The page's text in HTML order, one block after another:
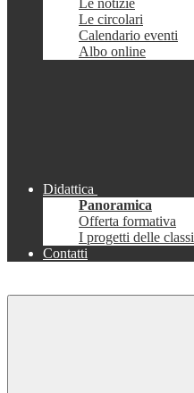
Le notizie
Le circolari
Calendario eventi
Albo online
Didattica
Panoramica
Offerta formativa
I progetti delle classi
Contatti